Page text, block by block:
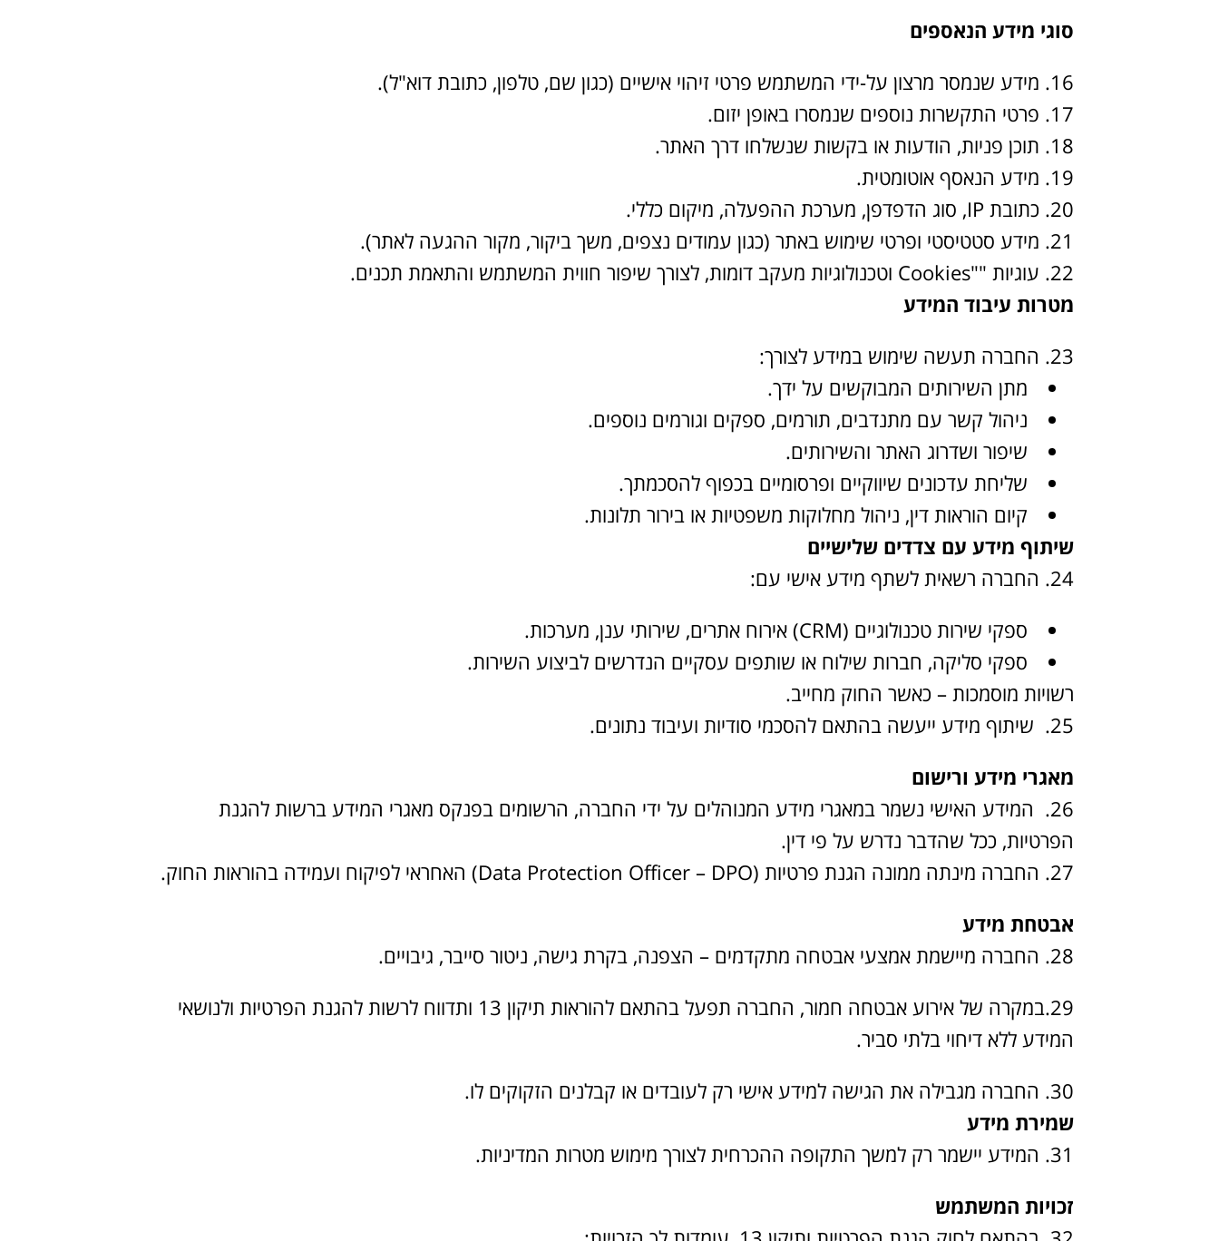
סוגי מידע הנאספים
מידע שנמסר מרצון על-ידי המשתמש פרטי זיהוי אישיים (כגון שם, טלפון, כתובת דוא"ל).
פרטי התקשרות נוספים שנמסרו באופן יזום.
תוכן פניות, הודעות או בקשות שנשלחו דרך האתר.
מידע הנאסף אוטומטית.
כתובת IP, סוג הדפדפן, מערכת ההפעלה, מיקום כללי.
מידע סטטיסטי ופרטי שימוש באתר (כגון עמודים נצפים, משך ביקור, מקור ההגעה לאתר).
עוגיות ""Cookies וטכנולוגיות מעקב דומות, לצורך שיפור חווית המשתמש והתאמת תכנים.
מטרות עיבוד המידע
החברה תעשה שימוש במידע לצורך:
מתן השירותים המבוקשים על ידך.
ניהול קשר עם מתנדבים, תורמים, ספקים וגורמים נוספים.
שיפור ושדרוג האתר והשירותים.
שליחת עדכונים שיווקיים ופרסומיים בכפוף להסכמתך.
קיום הוראות דין, ניהול מחלוקות משפטיות או בירור תלונות.
שיתוף מידע עם צדדים שלישיים
24. החברה רשאית לשתף מידע אישי עם:
ספקי שירות טכנולוגיים (CRM) אירוח אתרים, שירותי ענן, מערכות.
ספקי סליקה, חברות שילוח או שותפים עסקיים הנדרשים לביצוע השירות.
רשויות מוסמכות – כאשר החוק מחייב.
25. שיתוף מידע ייעשה בהתאם להסכמי סודיות ועיבוד נתונים.
מאגרי מידע ורישום
26. המידע האישי נשמר במאגרי מידע המנוהלים על ידי החברה, הרשומים בפנקס מאגרי המידע ברשות להגנת
הפרטיות, ככל שהדבר נדרש על פי דין.
27. החברה מינתה ממונה הגנת פרטיות (Data Protection Officer – DPO) האחראי לפיקוח ועמידה בהוראות החוק.
אבטחת מידע
28. החברה מיישמת אמצעי אבטחה מתקדמים – הצפנה, בקרת גישה, ניטור סייבר, גיבויים.
29.במקרה של אירוע אבטחה חמור, החברה תפעל בהתאם להוראות תיקון 13 ותדווח לרשות להגנת הפרטיות ולנושאי
המידע ללא דיחוי בלתי סביר.
החברה מגבילה את הגישה למידע אישי רק לעובדים או קבלנים הזקוקים לו.
שמירת מידע
31. המידע יישמר רק למשך התקופה ההכרחית לצורך מימוש מטרות המדיניות.
זכויות המשתמש